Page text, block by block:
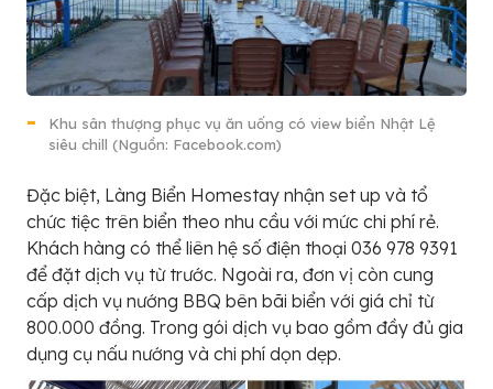
Khu sân thượng phục vụ ăn uống có view biển Nhật Lệ
siêu chill (Nguồn: Facebook.com)
Đặc biệt, Làng Biển Homestay nhận set up và tổ
chức tiệc trên biển theo nhu cầu với mức chi phí rẻ.
Khách hàng có thể liên hệ số điện thoại 036 978 9391
để đặt dịch vụ từ trước. Ngoài ra, đơn vị còn cung
cấp dịch vụ nướng BBQ bên bãi biển với giá chỉ từ
800.000 đồng. Trong gói dịch vụ bao gồm đầy đủ gia
dụng cụ nấu nướng và chi phí dọn dẹp.